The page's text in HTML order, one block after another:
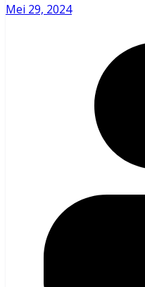
Mei 29, 2024